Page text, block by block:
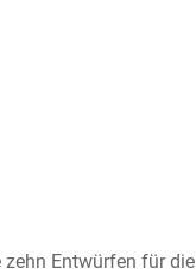
Entwürfen für die